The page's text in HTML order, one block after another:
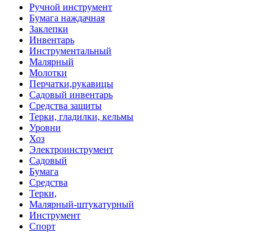
Ручной инструмент
Бумага наждачная
Заклепки
Инвентарь
Инструментальный
Малярный
Молотки
Перчатки,рукавицы
Садовый инвентарь
Средства защиты
Терки, гладилки, кельмы
Уровни
Хоз
Электроинструмент
Садовый
Бумага
Средства
Терки,
Малярный-штукатурный
Инструмент
Спорт